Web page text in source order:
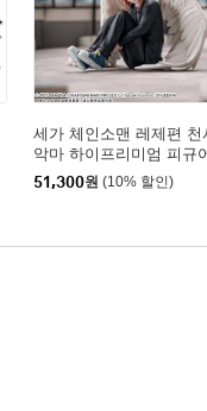
세가 체인소맨 레제편 천
악마 하이프리미엄 피규
51,300원 (10% 할인)